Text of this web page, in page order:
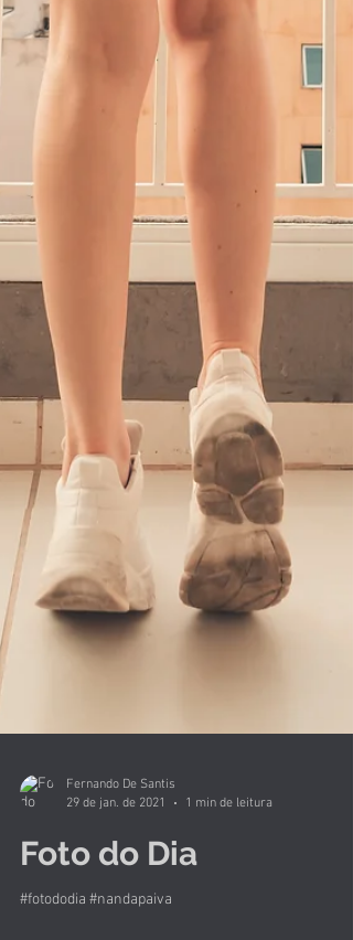
Fernando De Santis
29 de jan. de 2021
1 min de leitura
Foto do Dia